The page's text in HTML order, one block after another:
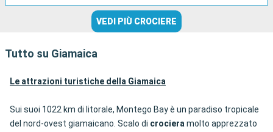
VEDI PIÙ CROCIERE
Tutto su Giamaica
Le attrazioni turistiche della Giamaica
Sui suoi 1022 km di litorale, Montego Bay è un paradiso tropicale
del nord-ovest giamaicano. Scalo di crocieramolto apprezzato